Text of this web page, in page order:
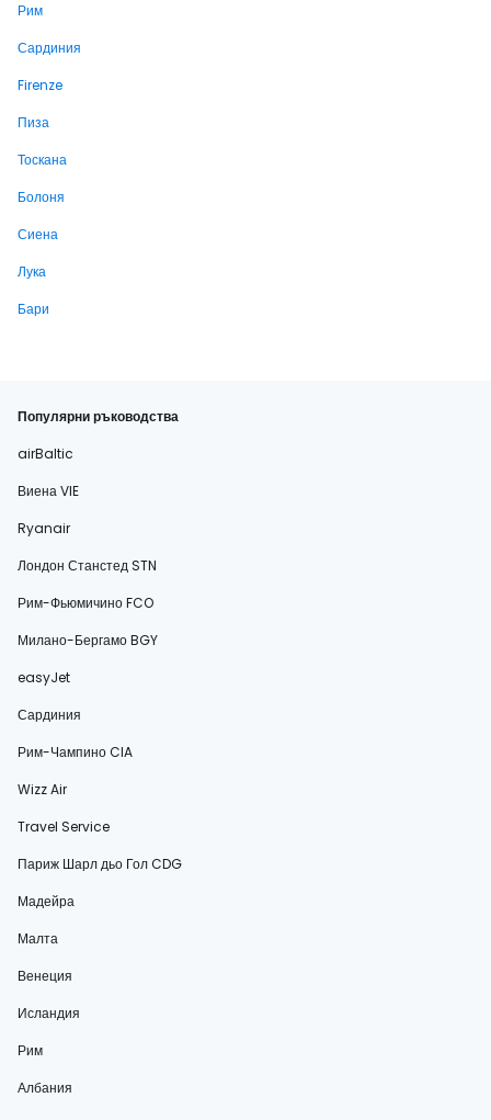
Рим
Сардиния
Firenze
Пиза
Тоскана
Болоня
Сиена
Лука
Бари
Популярни ръководства
airBaltic
Виена VIE
Ryanair
Лондон Станстед STN
Рим-Фьюмичино FCO
Милано-Бергамо BGY
easyJet
Сардиния
Рим-Чампино CIA
Wizz Air
Travel Service
Париж Шарл дьо Гол CDG
Мадейра
Малта
Венеция
Исландия
Рим
Албания